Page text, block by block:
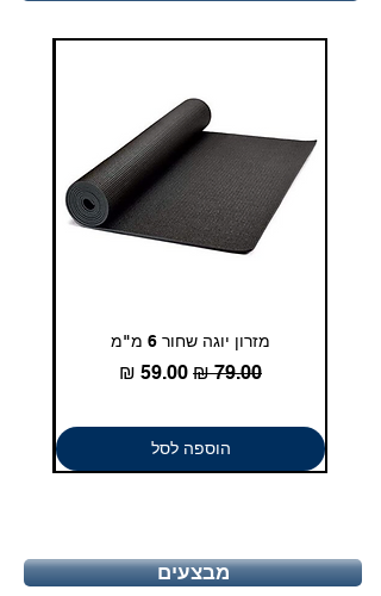
duglasport21@gmail.com
מזרון יוגה שחור 6 מ"מ
מחיר רגילמחיר מבצע
הוספה לסל
מבצעים